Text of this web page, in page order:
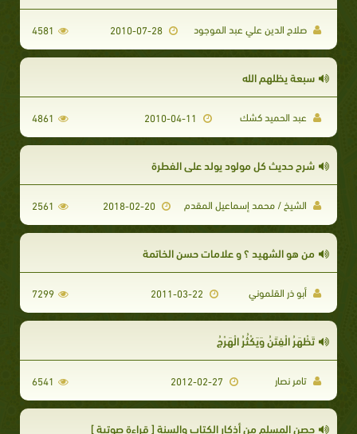
صلاح الدين علي عبد الموجود 2010-07-28
4581
سبعة يظلهم الله
عبد الحميد كشك 4861
شرح حديث كل مولود يولد على الفطرة
الشيخ / محمد إسماعيل المقدم 2018-02-20
2561
من هو الشهيد ؟ و علامات حسن الخاتمة
أبو ذر القلموني 7299
تَظْهَرُ الْفِتَنُ وَيَكْثُرُ الْهَرْجُ
تامر نصار 6541
حصن المسلم من أذكار الكتاب والسنة [ قراءة صوتية ]